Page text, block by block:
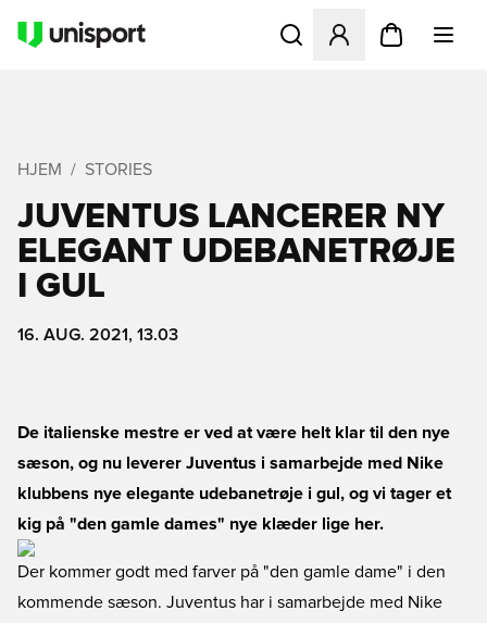
Åbner en Modal til at
HJEM STORIES
JUVENTUS LANCERER NY
ELEGANT UDEBANETRØJE
I GUL
16. AUG. 2021, 13.03
De italienske mestre er ved at være helt klar til den nye
sæson, og nu leverer Juventus i samarbejde med Nike
klubbens nye elegante udebanetrøje i gul, og vi tager et
kig på "den gamle dames" nye klæder lige her.
Der kommer godt med farver på "den gamle dame" i den
kommende sæson. Juventus har i samarbejde med Nike